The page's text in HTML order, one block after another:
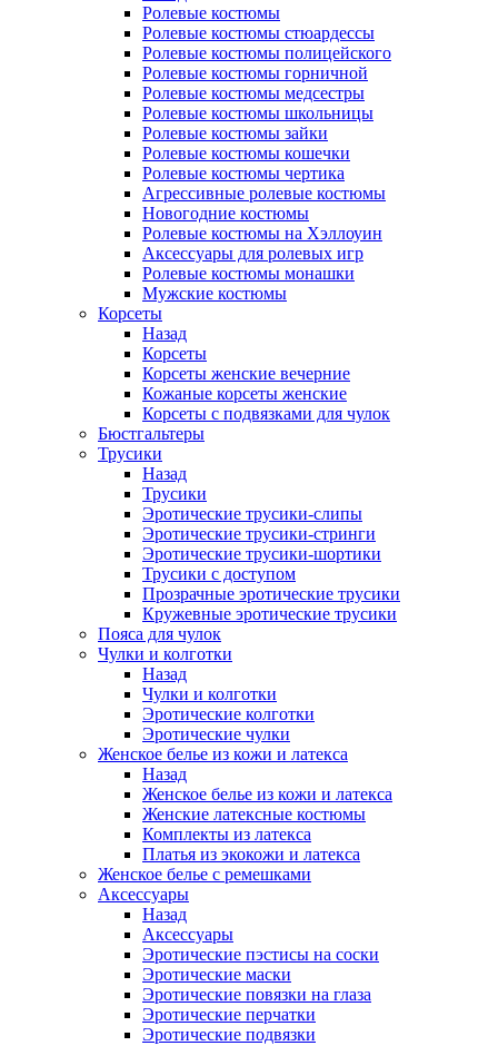
Ролевые костюмы
Ролевые костюмы стюардессы
Ролевые костюмы полицейского
Ролевые костюмы горничной
Ролевые костюмы медсестры
Ролевые костюмы школьницы
Ролевые костюмы зайки
Ролевые костюмы кошечки
Ролевые костюмы чертика
Агрессивные ролевые костюмы
Новогодние костюмы
Ролевые костюмы на Хэллоуин
Аксессуары для ролевых игр
Ролевые костюмы монашки
Мужские костюмы
Корсеты
Назад
Корсеты
Корсеты женские вечерние
Кожаные корсеты женские
Корсеты с подвязками для чулок
Бюстгальтеры
Трусики
Назад
Трусики
Эротические трусики-слипы
Эротические трусики-стринги
Эротические трусики-шортики
Трусики с доступом
Прозрачные эротические трусики
Кружевные эротические трусики
Пояса для чулок
Чулки и колготки
Назад
Чулки и колготки
Эротические колготки
Эротические чулки
Женское белье из кожи и латекса
Назад
Женское белье из кожи и латекса
Женские латексные костюмы
Комплекты из латекса
Платья из экокожи и латекса
Женское белье с ремешками
Аксессуары
Назад
Аксессуары
Эротические пэстисы на соски
Эротические маски
Эротические повязки на глаза
Эротические перчатки
Эротические подвязки